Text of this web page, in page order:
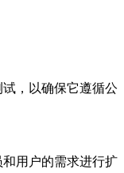
，以确保它遵循公
用户的需求进行扩